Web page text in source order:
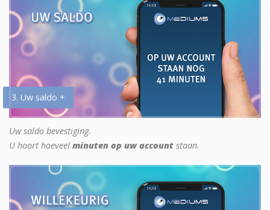
3. Uw saldo +
Uw saldo bevestiging.
U hoort hoeveel minuten op uw account staan.